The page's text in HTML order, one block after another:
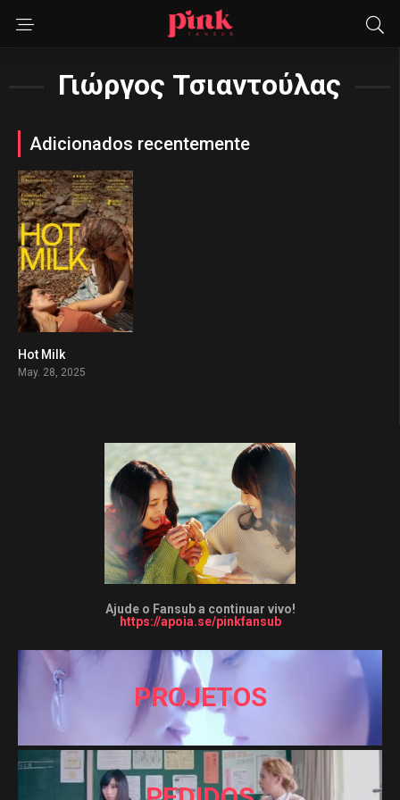
Γιώργος Τσιαντούλας
Adicionados recentemente
Hot Milk
May. 28, 2025
Ajude o Fansub a continuar vivo!
https://apoia.se/pinkfansub
PROJETOS